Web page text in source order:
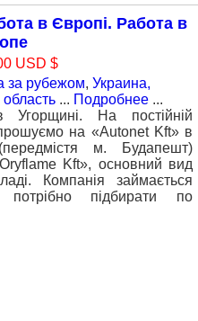
в Європі. Работа в
USD $
за рубежом, Украина,
... Подробнее ...
Угорщині. На постійній
на «Autonet Kft» в
м. Будапешт)
Kft», основний вид
Компанія займається
потрібно підбирати по